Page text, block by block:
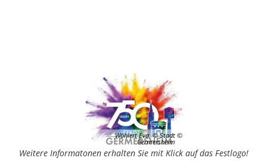
Wöhlert Eva, © Stadt
Germersheim
Weitere Informatonen erhalten Sie mit Klick auf das Festlogo!